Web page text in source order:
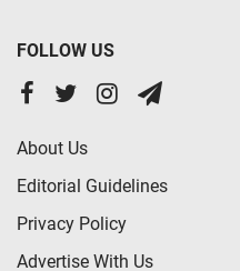
FOLLOW US
About Us
Editorial Guidelines
Privacy Policy
Advertise With Us